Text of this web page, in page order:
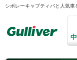
シボレーキャプティバと人気車